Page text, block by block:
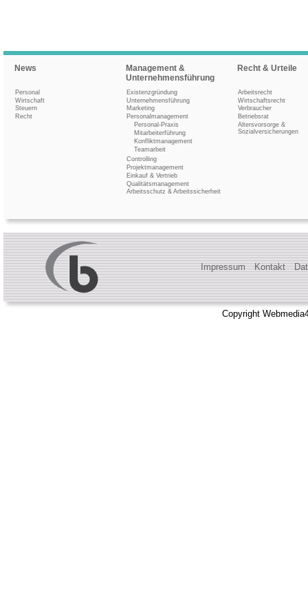
News
Personal
Wirtschaft
Steuern
Recht
Management &
Unternehmensführung
Existenzgründung
Unternehmensführung
Marketing
Personalmanagement
Personal-Praxis
Mitarbeiterführung
Konfliktmanagement
Teamarbeit
Controlling
Projektmanagement
Einkauf & Vertrieb
Qualitätsmanagement
Arbeitsschutz & Arbeitssicherheit
Recht & Urteile
Arbeitsrecht
Wirtschaftsrecht
Verbraucher
Betriebsrat
Altersvorsorge &
Sozialversicherungen
Impressum Kontakt
Copyright